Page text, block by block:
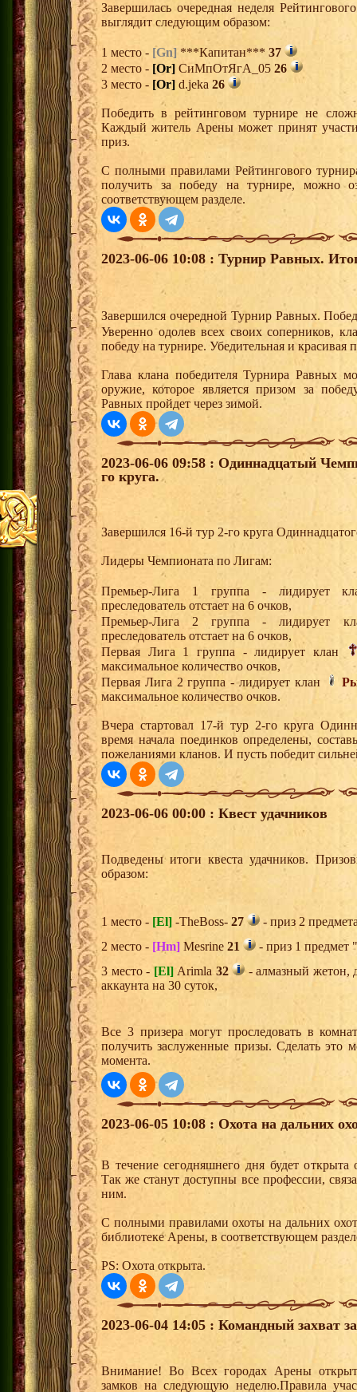
Завершилась очередная неделя
выглядит следующим образом:
1 место - [Gn] ***Капитан*** 37
2 место - [Or] СиМпОтЯгА_05 26
3 место - [Or] d.jeka 26
Победить в рейтинговом турнире не
Каждый житель Арены может принят
приз.
С полными правилами Рейтингового
получить за победу на турнире, можно
соответствующем разделе.
2023-06-06 10:08 : Турнир Равных.
Завершился очередной Турнир Равных.
Уверенно одолев всех своих соперников,
победу на турнире. Убедительная и
Глава клана победителя Турнира Равных
оружие, которое является призом за
Равных пройдет через зимой.
2023-06-06 09:58 : Одиннадцатый
го круга.
Завершился 16-й тур 2-го круга
Лидеры Чемпионата по Лигам:
Премьер-Лига 1 группа - лидирует
преследователь отстает на 6 очков,
Премьер-Лига 2 группа - лидирует
преследователь отстает на 6 очков,
Первая Лига 1 группа - лидирует клан
максимальное количество очков,
Первая Лига 2 группа - лидирует клан
максимальное количество очков.
Вчера стартовал 17-й тур 2-го круга
время начала поединков определены,
пожеланиями кланов. И пусть победит
2023-06-06 00:00 : Квест удачников
Подведены итоги квеста удачников.
образом:
1 место - [El] -TheBoss- 27
- приз 2
2 место - [Hm] Mesrine 21
- приз 1 предмет
3 место - [El]Arimla 32
- алмазный жетон,
аккаунта на 30 суток,
Все 3 призера могут проследовать в
получить заслуженные призы. Сделать это
момента.
2023-06-05 10:08 : Охота на дальних
В течение сегодняшнего дня будет открыта
Так же станут доступны все профессии,
ним.
С полными правилами охоты на дальних
библиотеке Арены, в соответствующем
PS: Охота открыта.
2023-06-04 14:05 : Командный захват
Внимание! Во Всех городах Арены
замков на следующую неделю.Правила